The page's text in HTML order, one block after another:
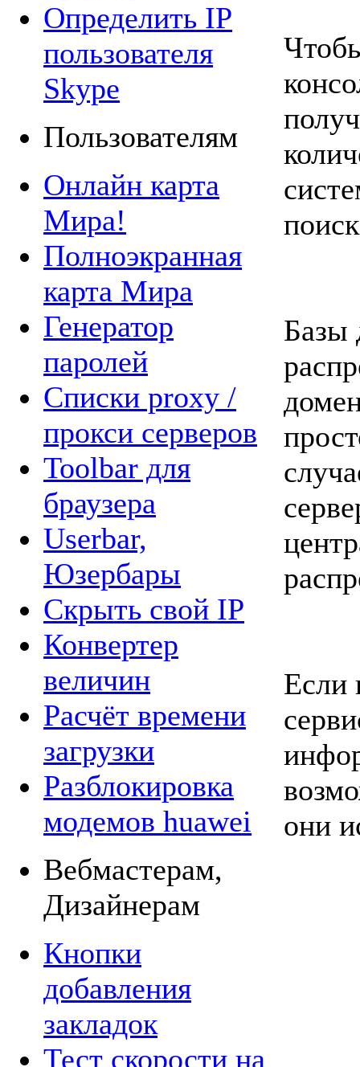
Определить IP
пользователя
Skype
Пользователям
Онлайн карта
Мира!
Полноэкранная
карта Мира
Генератор
паролей
Списки proxy /
прокси серверов
Toolbar для
браузера
Userbar,
Юзербары
Cкрыть свой IP
Конвертер
величин
Расчёт времени
загрузки
Разблокировка
модемов huawei
Вебмастерам,
Дизайнерам
Кнопки
добавления
закладок
Тест скорости на
Базы
Если
они